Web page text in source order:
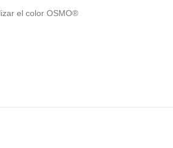
el color OSMO®